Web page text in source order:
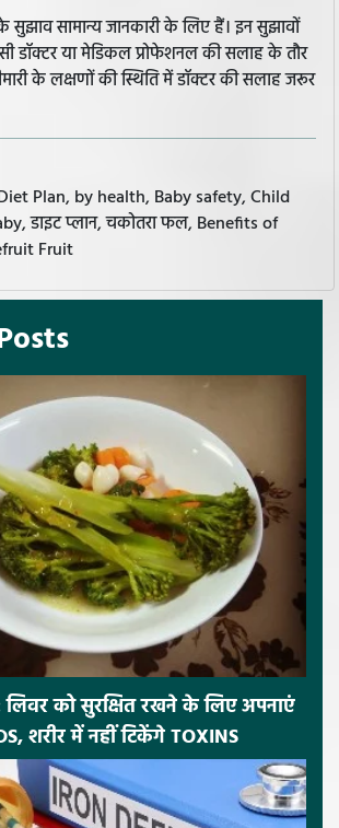
सामान्य जानकारी के लिए हैं। इन सुझावों
डॉक्टर या मेडिकल प्रोफेशनल की सलाह के तौर
के लक्षणों की स्थिति में डॉक्टर की सलाह जरूर
Plan, by health, Baby safety, Child
डाइट प्लान, चकोतरा फल, Benefits of
Fruit
लिवर को सुरक्षित रखने के लिए अपनाएं
शरीर में नहीं टिकेंगे TOXINS